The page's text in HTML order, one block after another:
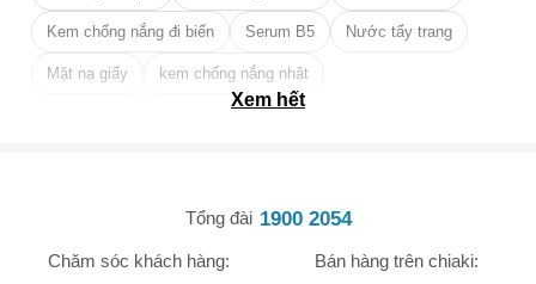
- Hỗ trợ cải thiện tình trạng mảng bám, vết ố, vàng trên răng do
Kem chống nắng đi biển Serum B5 Nước tẩy trang
Mặt nạ giấy kem chống nắng nhật
Tẩy tế bào chết da mặt tốt nhất
Xem hết
Tổng đài 1900 2054
Chăm sóc khách hàng: Bán hàng trên chiaki:
Giảm ngay-cho bất kỳ đơn hàng nào.
XXX-XXXX